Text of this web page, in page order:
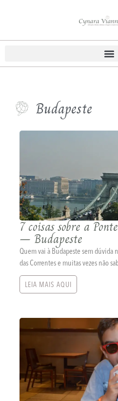
Budapeste
7 coisas sobre a
– Budapeste
Quem vai à Budapeste sem dúvida
das Correntes e muitas vezes não
LEIA MAIS AQUI